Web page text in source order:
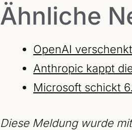
Ähnliche
OpenAI
Anthropic kappt
Microsoft schickt
Diese Meldung wurde